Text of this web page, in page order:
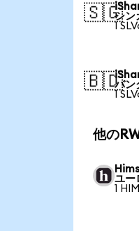
🇸🇬シン
1
🇧🇩バン
1
他の
ユー
1